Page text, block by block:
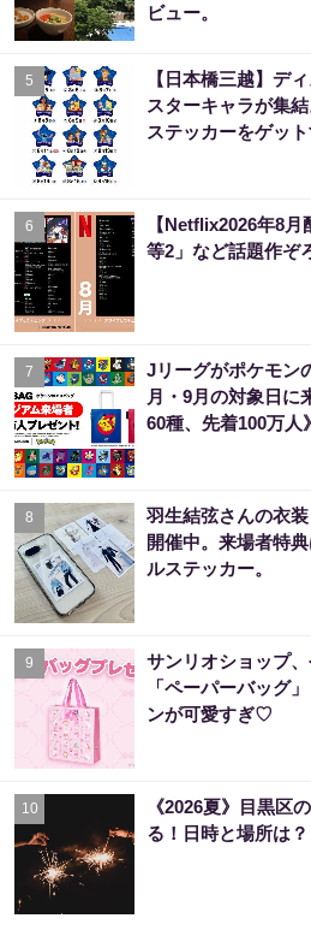
ビュー。
5
【日本橋三越】デ
スターキャラが集
ステッカーをゲッ
6
【Netflix2026年8
等2」など話題作ぞ
7
Jリーグがポケモン
月・9月の対象日に
60種、先着100万人》
8
羽生結弦さんの衣
開催中。来場者特
ルステッカー。
9
サンリオショップ
「ペーパーバッグ
ンが可愛すぎ♡
10
《2026夏》目黒区
る！日時と場所は？